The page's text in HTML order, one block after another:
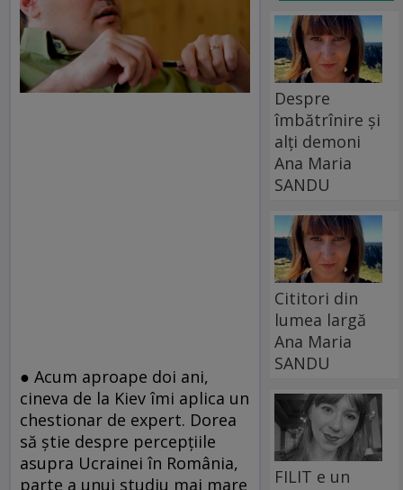
● Acum aproape doi ani,
cineva de la Kiev îmi aplica un
chestionar de expert. Dorea
să ştie despre percepţiile
asupra Ucrainei în România,
parte a unui studiu mai mare
Despre
îmbătrînire și
alți demoni
Ana Maria
SANDU
Cititori din
lumea largă
Ana Maria
SANDU
FILIT e un